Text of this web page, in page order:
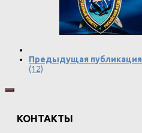
Предыдущая публикация
(12)
КОНТАКТЫ